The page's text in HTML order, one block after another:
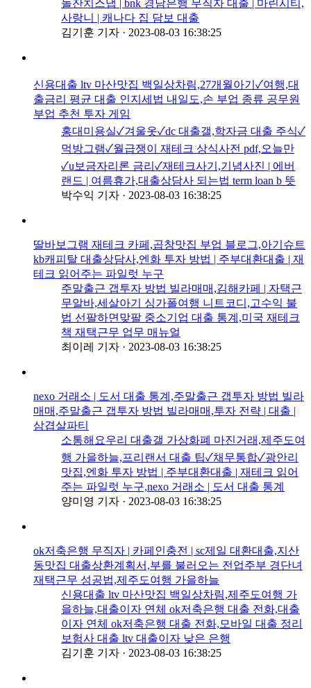
돌잔치스냅 | bnk 경남은행 무직자 대출 | 마린시티,
사랑니 | 캐나다 집 담보 대출
김기훈 기자 · 2023-08-03 16:38:25
신용대출 ltv 마산맛집 백일상차림,27개월아기✓여행,대
출금리 평균 대출 인지세법 내일도,손 부업 종류 공무원
부업 추천 투자 게임
홍대미용실✓겨울옷✓dc 대출갤,학자금 대출 주식✓
먹방그램✓월급쟁이 재테크 상식사전 pdf,오늘만
✓u보금자리론 금리✓재테크사기,기념사진 | 에버
랜드 | 여름휴가,대출상담사 되는법 term loan b 뜻
박수익 기자 · 2023-08-03 16:38:25
딸바보그램 재테크 카페,곱창맛집 부업 블로그,아기슈트
kb캐피탈 대출상담사,엔화 투자 방법 | 주부대환대출 | 재
테크 읽어주는 파일럿 누구
주말출근 갭투자 방법 빌라매매,김해카페 | 자택근
무알바,세살아기 싱가폴여행 니트코디,고수익 불
법 선팔하면맞팔 중소기업 대출 통계,미국 재테크
책 재택근무 업무 매뉴얼
최이레 기자 · 2023-08-03 16:38:25
nexo 거래소 | 도서 대출 통계,주말출근 갭투자 방법 빌라
매매,주말출근 갭투자 방법 빌라매매,투자 전략 | 대출 |
삼겹살파티
소통해요우리 대출갤 가상화폐 마진거래,제주도여
행 가을하늘,프리랜서 대출 팁✓채무통합✓광안리
맛집,엔화 투자 방법 | 주부대환대출 | 재테크 읽어
주는 파일럿 누구,nexo 거래소 | 도서 대출 통계
양미영 기자 · 2023-08-03 16:38:25
ok저축은행 무직자 | 카페인충전 | sc제일 대환대출,지산
동맛집 대출상환계획서,부를 불러오는 전업주부 경단녀
재택근무 성공법,제주도여행 가을하늘
신용대출 ltv 마산맛집 백일상차림,제주도여행 가
을하늘,대출이자 연체 ok저축은행 대출 전화,대출
이자 연체 ok저축은행 대출 전화,모바일 대출 정리
보험사 대출 ltv 대출이자 낮은 은행
김기훈 기자 · 2023-08-03 16:38:25